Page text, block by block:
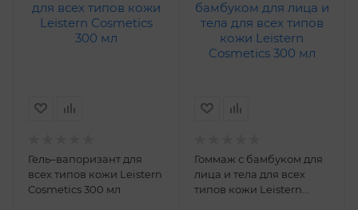
Гель–вапоризант для
всех типов кожи Leistern
Cosmetics 300 мл
Гоммаж с бамбуком для
лица и тела для всех
типов кожи Leistern